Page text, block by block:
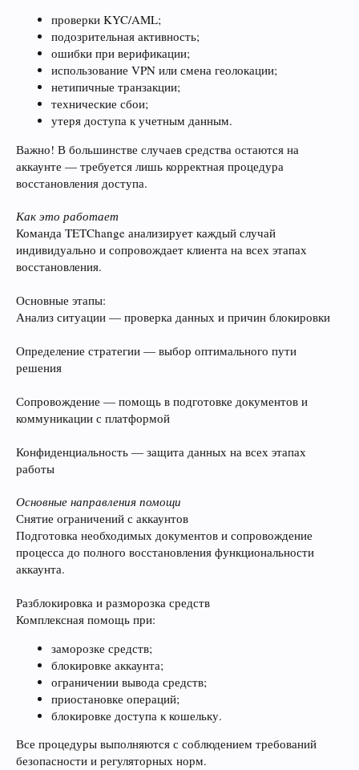
проверки KYC/AML;
подозрительная активность;
ошибки при верификации;
использование VPN или смена геолокации;
нетипичные транзакции;
технические сбои;
утеря доступа к учетным данным.
Важно! В большинстве случаев средства остаются на
аккаунте — требуется лишь корректная процедура
восстановления доступа.
Как это работает
Команда TETChange анализирует каждый случай
индивидуально и сопровождает клиента на всех этапах
восстановления.
Основные этапы:
Анализ ситуации — проверка данных и причин блокировки
Определение стратегии — выбор оптимального пути
решения
Сопровождение — помощь в подготовке документов и
коммуникации с платформой
Конфиденциальность — защита данных на всех этапах
работы
Основные направления помощи
Снятие ограничений с аккаунтов
Подготовка необходимых документов и сопровождение
процесса до полного восстановления функциональности
аккаунта.
Разблокировка и разморозка средств
Комплексная помощь при:
заморозке средств;
блокировке аккаунта;
ограничении вывода средств;
приостановке операций;
блокировке доступа к кошельку.
Все процедуры выполняются с соблюдением требований
безопасности и регуляторных норм.